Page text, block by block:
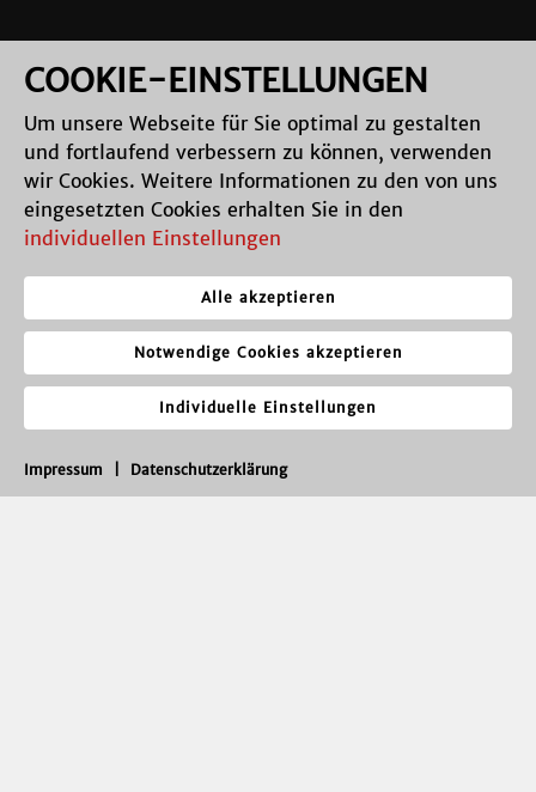
COOKIE-EINSTELLUNGEN
Um unsere Webseite für Sie optimal zu gestalten
und fortlaufend verbessern zu können, verwenden
wir Cookies. Weitere Informationen zu den von uns
eingesetzten Cookies erhalten Sie in den
individuellen Einstellungen
Alle akzeptieren
Notwendige Cookies akzeptieren
Impressum Datenschutzerklärung
Individuelle Einstellungen